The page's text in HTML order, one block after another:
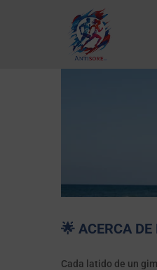
🌟 ACERCA
Cada latido de un